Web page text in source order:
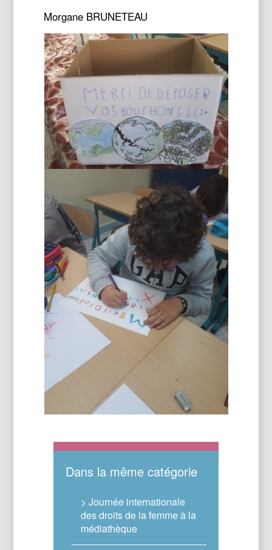
Morgane BRUNETEAU
Dans la même catégorie
> Journée internationale
des droits de la femme à la
médiathèque